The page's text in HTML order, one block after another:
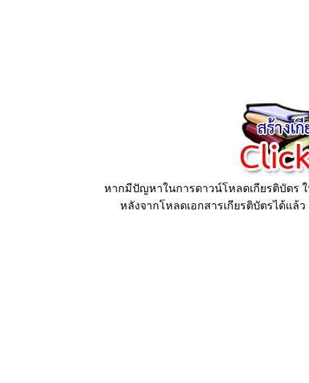
หากมีปัญหาในการดาวน์โหลดเกียรติบัตร
หลังจากโหลดเอกสารเกียรติบัตรได้แล้